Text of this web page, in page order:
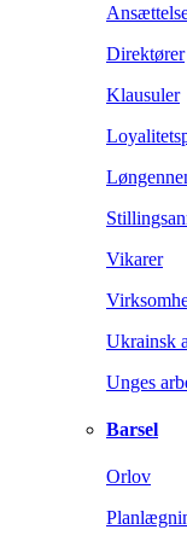
Direktører
Klausuler
Vikarer
Ukrainsk
Unges
Barsel
Orlov